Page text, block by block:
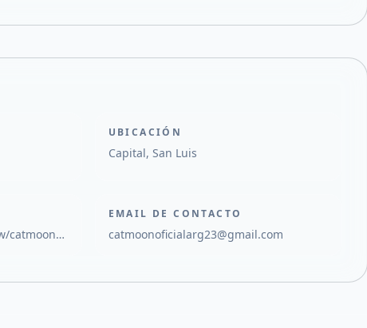
UBICACIÓN
Capital, San Luis
https://sites.google.com/view/catmoonproductora/inicio
EMAIL DE CONTACTO
catmoonoficialarg23@gmail.com